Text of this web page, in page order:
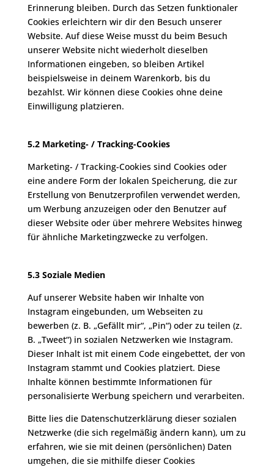
Erinnerung bleiben. Durch das Setzen funktionaler
Cookies erleichtern wir dir den Besuch unserer
Website. Auf diese Weise musst du beim Besuch
unserer Website nicht wiederholt dieselben
Informationen eingeben, so bleiben Artikel
beispielsweise in deinem Warenkorb, bis du
bezahlst. Wir können diese Cookies ohne deine
Einwilligung platzieren.
5.2 Marketing- / Tracking-Cookies
Marketing- / Tracking-Cookies sind Cookies oder
eine andere Form der lokalen Speicherung, die zur
Erstellung von Benutzerprofilen verwendet werden,
um Werbung anzuzeigen oder den Benutzer auf
dieser Website oder über mehrere Websites hinweg
für ähnliche Marketingzwecke zu verfolgen.
5.3 Soziale Medien
Auf unserer Website haben wir Inhalte von
Instagram eingebunden, um Webseiten zu
bewerben (z. B. „Gefällt mir“, „Pin“) oder zu teilen (z.
B. „Tweet“) in sozialen Netzwerken wie Instagram.
Dieser Inhalt ist mit einem Code eingebettet, der von
Instagram stammt und Cookies platziert. Diese
Inhalte können bestimmte Informationen für
personalisierte Werbung speichern und verarbeiten.
Bitte lies die Datenschutzerklärung dieser sozialen
Netzwerke (die sich regelmäßig ändern kann), um zu
erfahren, wie sie mit deinen (persönlichen) Daten
umgehen, die sie mithilfe dieser Cookies